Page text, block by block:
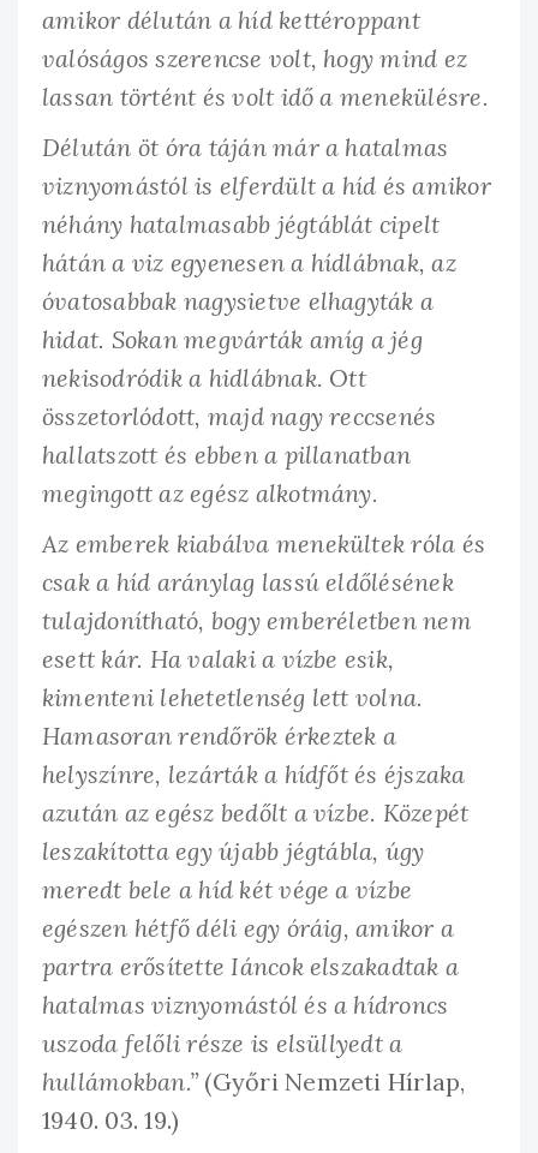
amikor délután a híd kettéroppant
valóságos szerencse volt, hogy mind ez
lassan történt és volt idő a menekülésre.
Délután öt óra táján már a hatalmas
viznyomástól is elferdült a híd és amikor
néhány hatalmasabb jégtáblát cipelt
hátán a viz egyenesen a hídlábnak, az
óvatosabbak nagysietve elhagyták a
hidat. Sokan megvárták amíg a jég
nekisodródik a hidlábnak. Ott
összetorlódott, majd nagy reccsenés
hallatszott és ebben a pillanatban
megingott az egész alkotmány.
Az emberek kiabálva menekültek róla és
csak a híd aránylag lassú eldőlésének
tulajdonítható, bogy emberéletben nem
esett kár. Ha valaki a vízbe esik,
kimenteni lehetetlenség lett volna.
Hamasoran rendőrök érkeztek a
helyszínre, lezárták a hídfőt és éjszaka
azután az egész bedőlt a vízbe. Közepét
leszakította egy újabb jégtábla, úgy
meredt bele a híd két vége a vízbe
egészen hétfő déli egy óráig, amikor a
partra erősítette Iáncok elszakadtak a
hatalmas viznyomástól és a hídroncs
uszoda felőli része is elsüllyedt a
hullámokban.” (Győri Nemzeti Hírlap,
1940. 03. 19.)